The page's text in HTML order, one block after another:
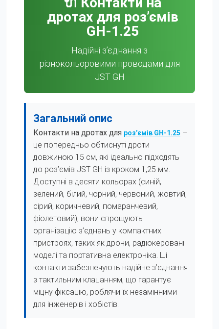
дротах для роз’ємів
GH-1.25
Надійні з’єднання з
різнокольоровими проводами для
JST GH
Загальний опис
Контакти на дротах для роз’ємів GH-1.25 –
це попередньо обтиснуті дроти
довжиною 15 см, які ідеально підходять
до роз’ємів JST GH із кроком 1,25 мм.
Доступні в десяти кольорах (синій,
зелений, білий, чорний, червоний, жовтий,
сірий, коричневий, помаранчевий,
фіолетовий), вони спрощують
організацію з’єднань у компактних
пристроях, таких як дрони, радіокеровані
моделі та портативна електроніка. Ці
контакти забезпечують надійне з’єднання
з тактильним клацанням, що гарантує
міцну фіксацію, роблячи їх незамінними
для інженерів і хобістів.